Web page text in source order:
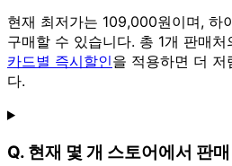
현재 최저가는 109,000원이며, 하
구매할 수 있습니다. 총 1개 판매
카드별 즉시할인을 적용하면 더 저
다.
Q. 현재 몇 개 스토어에서 판